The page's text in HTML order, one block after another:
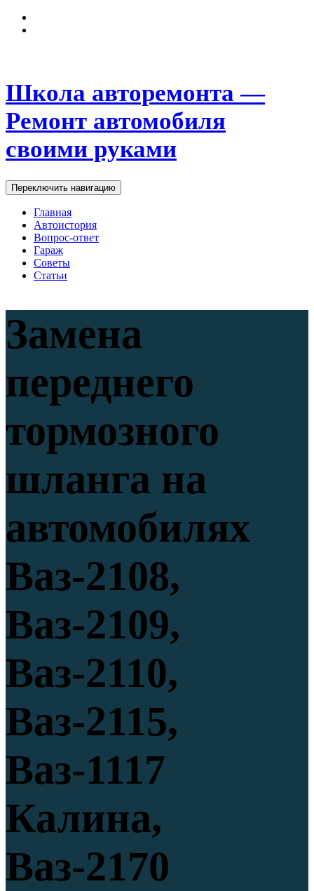
Школа авторемонта —
Ремонт автомобиля
своими руками
Переключить навигацию
Главная
Автоистория
Вопрос-ответ
Гараж
Советы
Статьи
Замена
переднего
тормозного
шланга на
автомобилях
Ваз-2108,
Ваз-2109,
Ваз-2110,
Ваз-2115,
Ваз-1117
Калина,
Ваз-2170